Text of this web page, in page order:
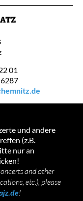
01
und andere
(z.B.
nur an
and other
etc.), please
!